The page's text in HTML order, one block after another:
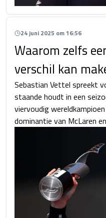
24 juni 2025 om 16:56
Waarom zelfs
verschil kan
Sebastian Vettel spreekt
staande houdt in een
viervoudig
dominantie van McLaren